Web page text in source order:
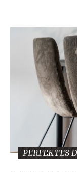
PERFEKTES